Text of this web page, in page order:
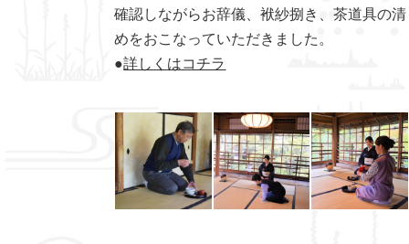
確認しながらお辞儀、袱紗捌き、茶道具の清
めをおこなっていただきました。
●詳しくはコチラ